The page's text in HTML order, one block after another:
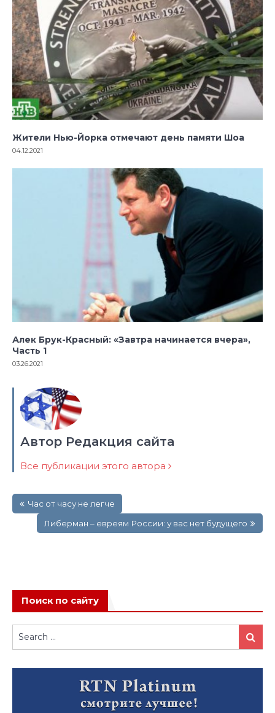
Жители Нью-Йорка отмечают день памяти Шоа
04.12.2021
Алек Брук-Красный: «Завтра начинается вчера»,
Часть 1
03.26.2021
Автор Редакция сайта
Все публикации этого автора
по
записям
Час от часу не легче
Либерман – евреям России: у вас нет будущего
Поиск по сайту
Search
for:
Search